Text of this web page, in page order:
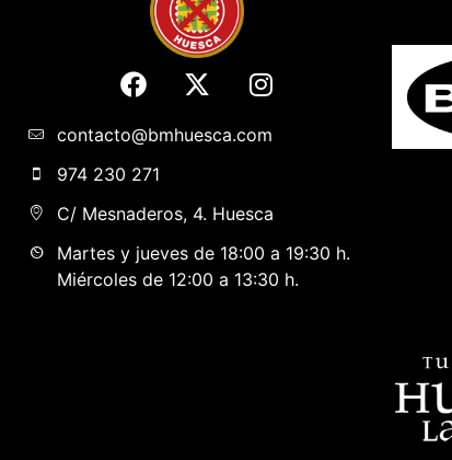
contacto@bmhuesca.com
974 230 271
C/ Mesnaderos, 4. Huesca
Martes y jueves de 18:00 a 19:30 h.
Miércoles de 12:00 a 13:30 h.